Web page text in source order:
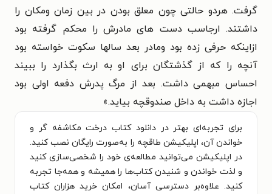
گرفت. هردو حالتی چون معلق بودن در بین زمان ومکان را
داشتند. ارجاسب دست های مادرش را محکم گرفته بود
ازاینکه حرفی زده بود ومادر بعد سالها سکوت خواسته بود
آنچه را که از گذشتگان برای او به ارث بگذارد را ببیند
احساس مبهمی داشت. بعد از مرگ پدرش دفعه اولی بود
اجازه داشت به داخل صندوقچه بیاید.»
برای تجربه‌ای بهتر در دانلود کتاب درخت مکاشفه گر و
خواندن آن، اپلیکیشن طاقچه را به‌صورت رایگان نصب کنید.
در اپلیکیشن می‌توانید مطالعه‌ی خود را شخصی‌سازی کنید
و لذت خواندن و شنیدن کتاب‌ها را همیشه و همه‌جا تجربه
کنید. علاوه‌بر دسترسی آسان، امکان خرید هزاران کتاب